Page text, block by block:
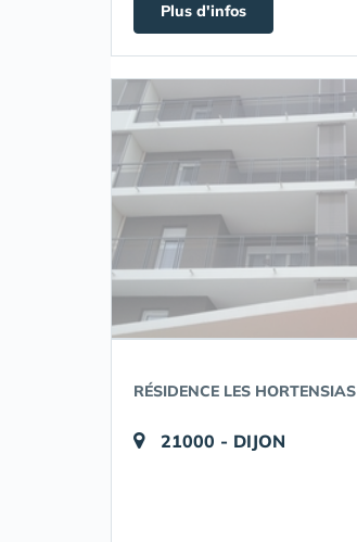
Plus d'infos
RÉSIDENCE LES HORTENSIAS
21000 - DIJON